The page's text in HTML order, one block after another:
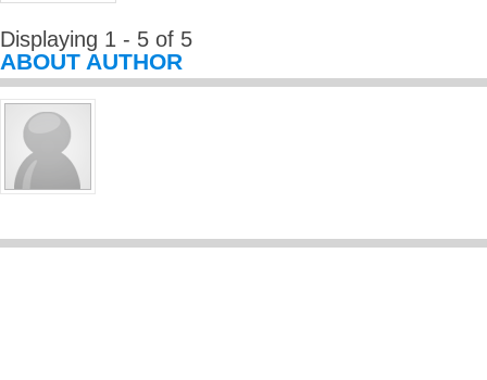
Displaying 1 - 5 of 5
ABOUT AUTHOR